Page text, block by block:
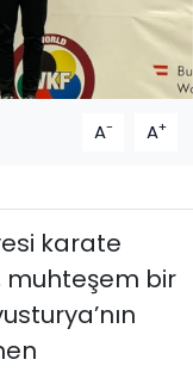
A- A+
karate
muhteşem bir